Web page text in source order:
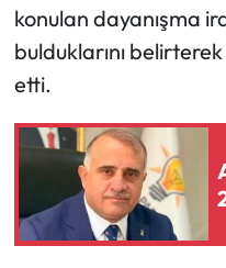
konulan dayanışma
bulduklarını
etti.
Turizm
Yaşam
Yayla Haber
Yemek Tarifleri